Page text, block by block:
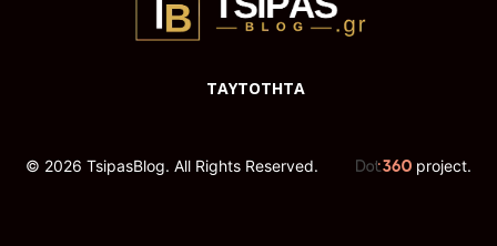
ΤΑΥΤΟΤΗΤΑ
© 2026 TsipasBlog. All Rights Reserved. project.